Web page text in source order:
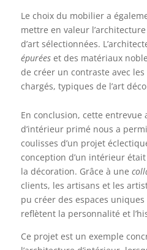
Le choix du mobilier a
mettre en valeur
d’art sélectionnées.
épuréeset des matériaux
de créer un contraste avec
chargés, typiques de l’art
En conclusion, cette entrevue
d’intérieur primé nous a
coulisses d’un projet
conception d’un intérieur
la décoration. Grâce à une
clients, les artisans et les
pu créer des espaces
reflètent la personnalité et
Ce projet est un exemple